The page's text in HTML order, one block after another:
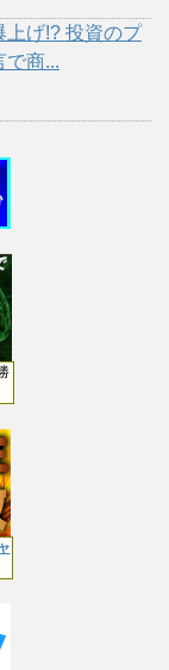
上げ!? 投資のプ
で商...